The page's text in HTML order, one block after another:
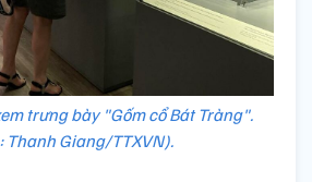
trưng bày "Gốm cổ Bát Tràng".
Thanh Giang/TTXVN).